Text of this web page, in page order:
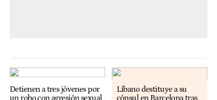
Detienen a tres jóvenes por
un robo con agresión sexual
Líbano destituye a su
cónsul en Barcelona tras